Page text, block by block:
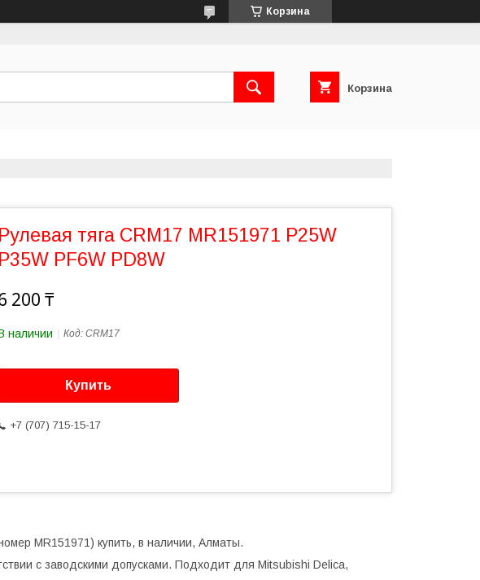
Корзина
Корзина
Рулевая тяга CRM17 MR151971 P25W
P35W PF6W PD8W
200 ₸
наличии Код: CRM17
Купить
+7 (707) 715-15-17
MR151971) купить, в наличии, Алматы.
с заводскими допусками. Подходит для Mitsubishi Delica,